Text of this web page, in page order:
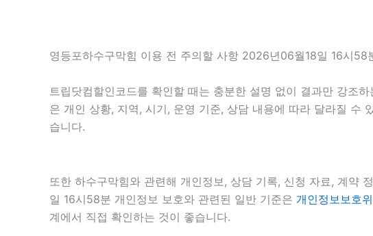
영등포하수구막힘 이용 전 주의할 사항 2026년06월18일 16시58
트립닷컴할인코드를 확인할 때는 충분한 설명 없이 결과만 강조
은 개인 상황, 지역, 시기, 운영 기준, 상담 내용에 따라 달라질 수
습니다.
또한 하수구막힘와 관련해 개인정보, 상담 기록, 신청 자료, 계약
일 16시58분 개인정보 보호와 관련된 일반 기준은 개인정보보호
계에서 직접 확인하는 것이 좋습니다.